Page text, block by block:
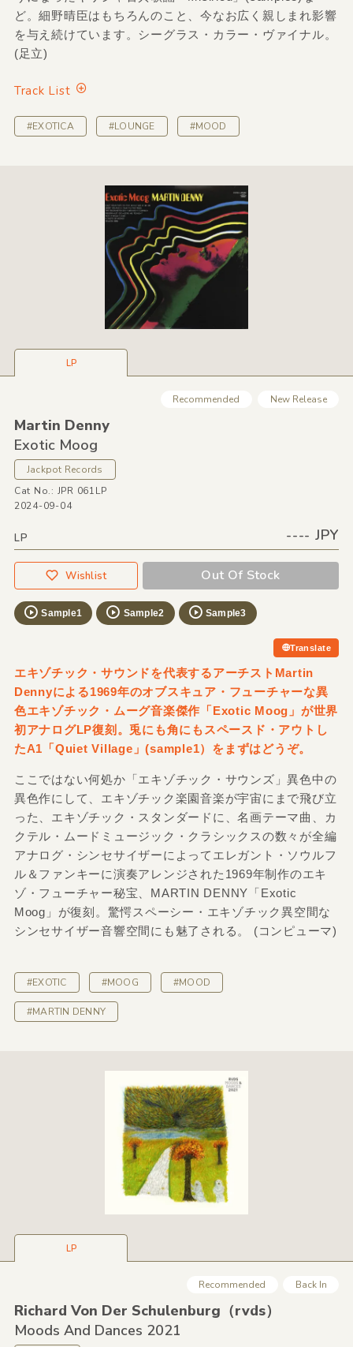
ど。細野晴臣はもちろんのこと、今なお広く親しまれ影響
を与え続けています。シーグラス・カラー・ヴァイナル。
(足立)
Track List
#EXOTICA #LOUNGE #MOOD
LP
Recommended New Release
Martin Denny
Exotic Moog
Jackpot Records
Cat No.: JPR 061LP
2024-09-04
LP ---- JPY
Wishlist Out Of Stock
Sample1 Sample2 Sample3
Translate
エキゾチック・サウンドを代表するアーチストMartin
Dennyによる1969年のオブスキュア・フューチャーな異
色エキゾチック・ムーグ音楽傑作「Exotic Moog」が世界
初アナログLP復刻。兎にも角にもスペースド・アウトし
たA1「Quiet Village」(sample1）をまずはどうぞ。
ここではない何処か「エキゾチック・サウンズ」異色中の
異色作にして、エキゾチック楽園音楽が宇宙にまで飛び立
った、エキゾチック・スタンダードに、名画テーマ曲、カ
クテル・ムードミュージック・クラシックスの数々が全編
アナログ・シンセサイザーによってエレガント・ソウルフ
ル＆ファンキーに演奏アレンジされた1969年制作のエキ
ゾ・フューチャー秘宝、MARTIN DENNY「Exotic
Moog」が復刻。驚愕スペーシー・エキゾチック異空間な
シンセサイザー音響空間にも魅了される。 (コンピューマ)
#EXOTIC #MOOG #MOOD
#MARTIN DENNY
LP
Recommended Back In
Richard Von Der Schulenburg（rvds）
Moods And Dances 2021